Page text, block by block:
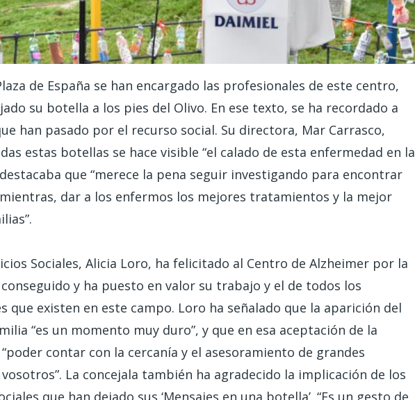
de España se han encargado las profesionales de este centro,
su botella a los pies del Olivo. En ese texto, se ha recordado a
han pasado por el recurso social. Su directora, Mar Carrasco,
estas botellas se hace visible “el calado de esta enfermedad en la
que “merece la pena seguir investigando para encontrar
mientras, dar a los enfermos los mejores tratamientos y la mejor
Sociales, Alicia Loro, ha felicitado al Centro de Alzheimer por la
y ha puesto en valor su trabajo y el de todos los
que existen en este campo. Loro ha señalado que la aparición del
“es un momento muy duro”, y que en esa aceptación de la
contar con la cercanía y el asesoramiento de grandes
La concejala también ha agradecido la implicación de los
que han dejado sus ‘Mensajes en una botella’. “Es un gesto de